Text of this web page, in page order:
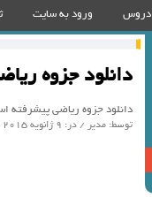
دروس ورود به سایت
دانلود جزوه
دانلود جزوه ریاضی پیشرفته
توسط: مدیر / در: 9 ژانویه 2015 / گروه :